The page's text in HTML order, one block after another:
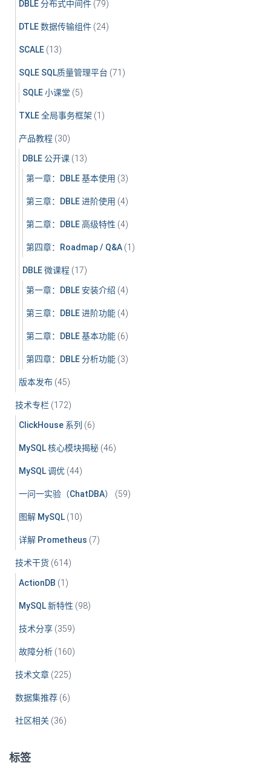
DBLE 分布式中间件 (79)
DTLE 数据传输组件 (24)
SCALE (13)
SQLE SQL质量管理平台 (71)
SQLE 小课堂 (5)
TXLE 全局事务框架 (1)
产品教程 (30)
DBLE 公开课 (13)
第一章：DBLE 基本使用 (3)
第三章：DBLE 进阶使用 (4)
第二章：DBLE 高级特性 (4)
第四章：Roadmap / Q&A (1)
DBLE 微课程 (17)
第一章：DBLE 安装介绍 (4)
第三章：DBLE 进阶功能 (4)
第二章：DBLE 基本功能 (6)
第四章：DBLE 分析功能 (3)
版本发布 (45)
技术专栏 (172)
ClickHouse 系列 (6)
MySQL 核心模块揭秘 (46)
MySQL 调优 (44)
一问一实验（ChatDBA） (59)
图解 MySQL (10)
详解 Prometheus (7)
技术干货 (614)
ActionDB (1)
MySQL 新特性 (98)
技术分享 (359)
故障分析 (160)
技术文章 (225)
数据集推荐 (6)
社区相关 (36)
标签